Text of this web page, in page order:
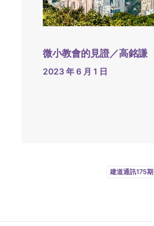
微小教會的見證／高銘謙
2023 年 6 月 1 日
建道通訊175期